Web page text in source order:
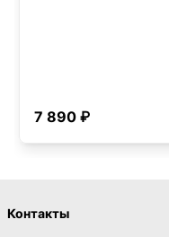
7 890 ₽
Контакты